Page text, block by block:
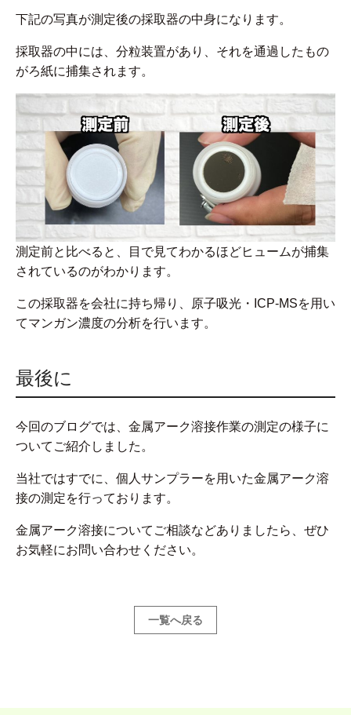
下記の写真が測定後の採取器の中身になります。
採取器の中には、分粒装置があり、それを通過したもの
がろ紙に捕集されます。
測定前と比べると、目で見てわかるほどヒュームが捕集
されているのがわかります。
この採取器を会社に持ち帰り、原子吸光・ICP-MSを用い
てマンガン濃度の分析を行います。
最後に
今回のブログでは、金属アーク溶接作業の測定の様子に
ついてご紹介しました。
当社ではすでに、個人サンプラーを用いた金属アーク溶
接の測定を行っております。
金属アーク溶接についてご相談などありましたら、ぜひ
お気軽にお問い合わせください。
一覧へ戻る